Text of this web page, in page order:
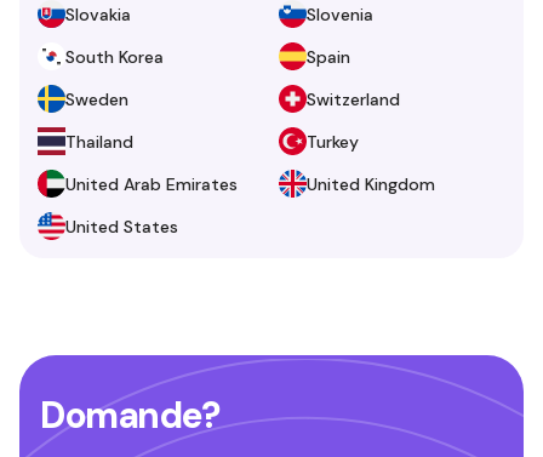
Slovakia
Slovenia
South Korea
Spain
Sweden
Switzerland
Thailand
Turkey
United Arab Emirates
United Kingdom
United States
Domande?